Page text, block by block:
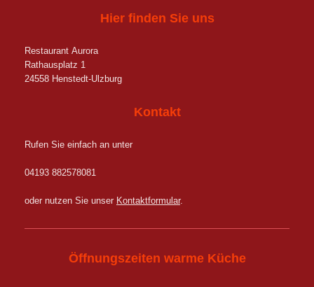
Hier finden Sie uns
Restaurant Aurora
Rathausplatz 1
24558 Henstedt-Ulzburg
Kontakt
Rufen Sie einfach an unter
04193 882578081
oder nutzen Sie unser Kontaktformular.
Öffnungszeiten warme Küche